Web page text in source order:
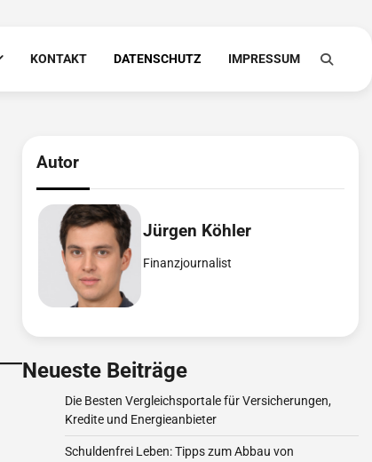
KONTAKT DATENSCHUTZ IMPRESSUM
Autor
Jürgen Köhler
Finanzjournalist
Neueste Beiträge
Die Besten Vergleichsportale für Versicherungen,
Kredite und Energieanbieter
Schuldenfrei Leben: Tipps zum Abbau von